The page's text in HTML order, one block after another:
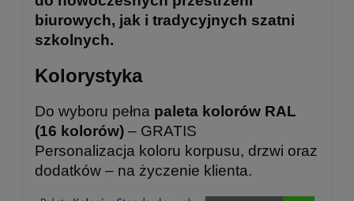
biurowych, jak i tradycyjnych szatni
szkolnych.
Kolorystyka
Do wyboru pełna paleta kolorów RAL
(16 kolorów) – GRATIS
Personalizacja koloru korpusu, drzwi oraz
dodatków – na życzenie klienta.